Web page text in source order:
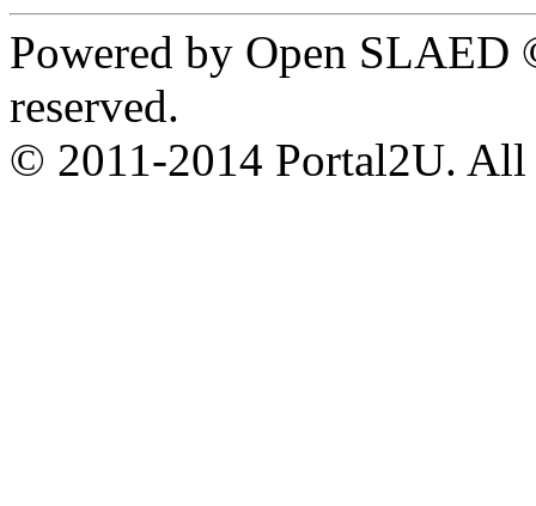
Powered by Open
reserved.
© 2011-2014 Portal2U. All